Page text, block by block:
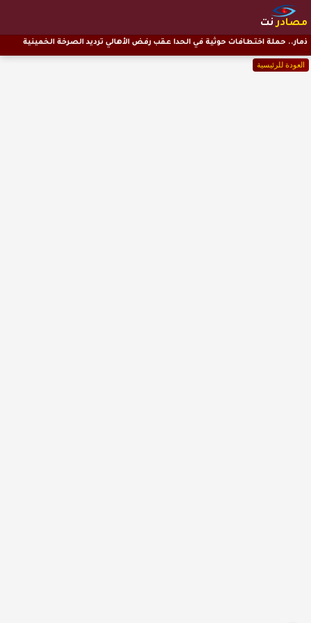
مصادرنت
العودة للرئيسية
ذمار.. حملة اختطافات حوثية في الحدا عقب رفض الأهالي ترديد الصرخة الخمينية